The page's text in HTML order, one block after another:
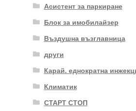
Асистент за паркиране
Блок за имобилайзер
Въздушна възглавница
други
Карай. еднократна
Климатик
СТАРТ СТОП